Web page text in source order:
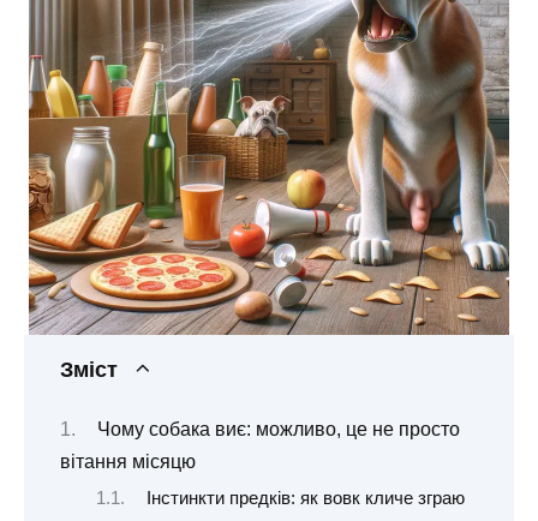
Зміст
Чому собака виє: можливо, це не просто
вітання місяцю
Інстинкти предків: як вовк кличе зграю